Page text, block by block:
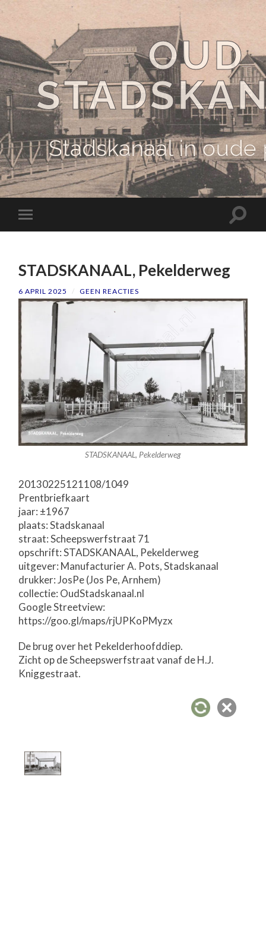
OUD
Stadskanaal in oude
Schakel
naar
STADSKANAAL, Pekelderweg
6 APRIL 2025 / GEEN REACTIES
STADSKANAAL, Pekelderweg
20130225121108/1049
Prentbriefkaart
jaar: ±1967
plaats: Stadskanaal
straat: Scheepswerfstraat 71
opschrift: STADSKANAAL, Pekelderweg
uitgever: Manufacturier A. Pots, Stadskanaal
drukker: JosPe (Jos Pe, Arnhem)
collectie: OudStadskanaal.nl
Google Streetview:
https://goo.gl/maps/rjUPKoPMyzx
De brug over het Pekelderhoofddiep.
Zicht op de Scheepswerfstraat vanaf de H.J.
Kniggestraat.